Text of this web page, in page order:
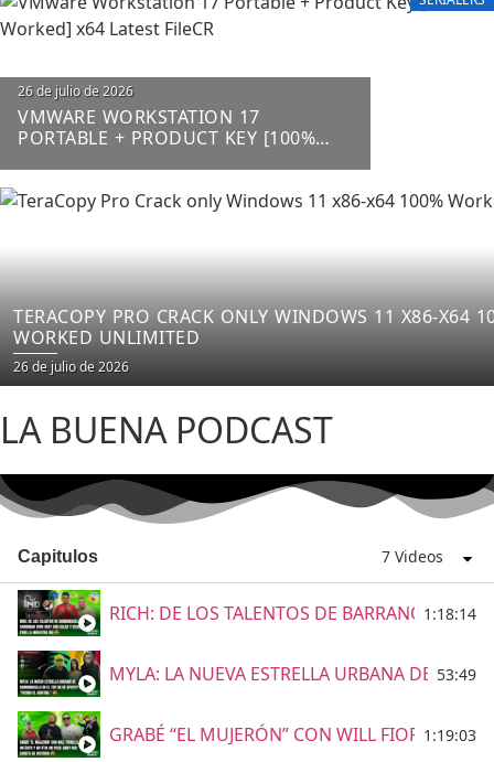
26 de julio de 2026
VMWARE WORKSTATION 17
PORTABLE + PRODUCT KEY [100%
TERACOPY PRO CRACK ONLY WINDOWS 11 X86-X64
WORKED UNLIMITED
26 de julio de 2026
LA BUENA PODCAST
Capitulos 7 Videos
RICH: DE LOS TALENTOS DE BARRANQUILLA
1:18:14
MYLA: LA NUEVA ESTRELLA URBANA DE53:49
GRABÉ “EL MUJERÓN” CON WILL FIORILLO,
1:19:03